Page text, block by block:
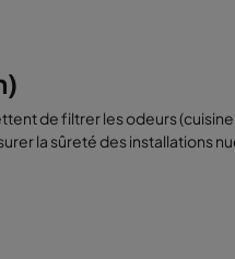
de filtrer les odeurs
la sûreté des installations